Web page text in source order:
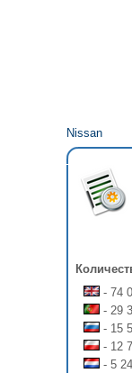
Nissan
- 74
- 29
- 15
- 12
- 5